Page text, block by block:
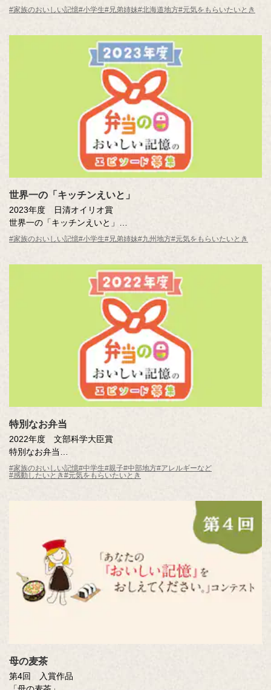
藤井 雄大 （札幌市立平岸高台小学校4年）
#家族のおいしい記憶#小学生#兄弟姉妹#北海道地方#元気をもらいたいとき
世界一の「キッチンえいと」
2023年度 日清オイリオ賞
世界一の「キッチンえいと」
佐藤 瑛都 （福津市立福間南小学校4年）
#家族のおいしい記憶#小学生#兄弟姉妹#九州地方#元気をもらいたいとき
特別なお弁当
2022年度 文部科学大臣賞
特別なお弁当
矢坂 晟太郎 （三条市立第四中学校2年）
#家族のおいしい記憶#中学生#親子#中部地方#アレルギーなど
#感動したいとき#元気をもらいたいとき
母の麦茶
第4回 入賞作品